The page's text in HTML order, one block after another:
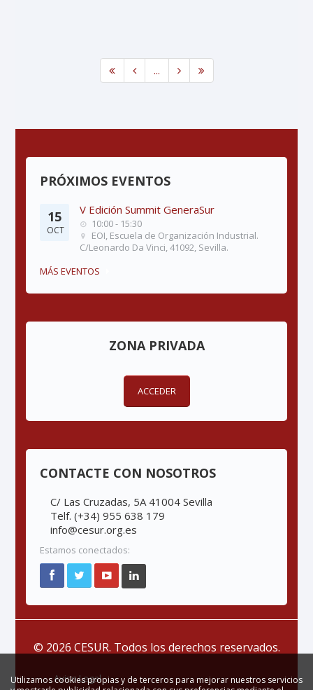
...
PRÓXIMOS EVENTOS
15
OCT
V Edición Summit GeneraSur
10:00 - 15:30
EOI, Escuela de Organización Industrial.
C/Leonardo Da Vinci, 41092, Sevilla.
MÁS EVENTOS
ZONA PRIVADA
ACCEDER
CONTACTE CON NOSOTROS
C/ Las Cruzadas, 5A 41004 Sevilla
Telf. (+34) 955 638 179
info@cesur.org.es
Estamos conectados:
© 2026 CESUR. Todos los derechos reservados.
Aviso Legal
Utilizamos cookies propias y de terceros para mejorar nuestros servicios